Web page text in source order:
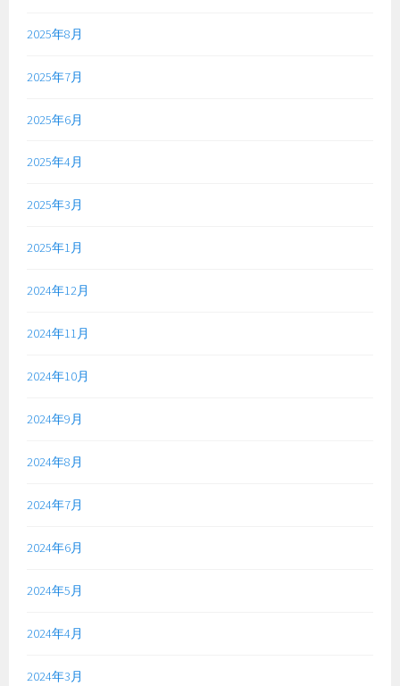
2025年8月
2025年7月
2025年6月
2025年4月
2025年3月
2025年1月
2024年12月
2024年11月
2024年10月
2024年9月
2024年8月
2024年7月
2024年6月
2024年5月
2024年4月
2024年3月